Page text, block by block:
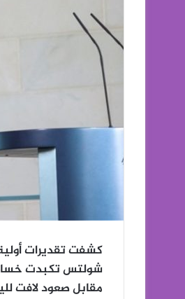
كشفت تقديرات
شولتس تكبدت خسارة
مقابل صعود لافت